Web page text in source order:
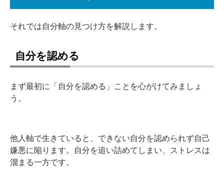
それでは自分軸の見つけ方を解説します。
自分を認める
まず最初に「自分を認める」ことを心がけてみましょ
う。
他人軸で生きていると、できない自分を認められず自己
嫌悪に陥ります。自分を追い詰めてしまい、ストレスは
溜まる一方です。